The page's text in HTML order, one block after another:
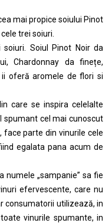
mai propice soiului Pinot
trei soiuri.
Soiul Pinot Noir da
Chardonnay da finețe,
oferă aromele de flori si
care se inspira celelalte
spumant cel mai cunoscut
face parte din vinurile cele
egalata pana acum de
numele „sampanie” sa fie
efervescente, care nu
consumatorii utilizează, in
vinurile spumante, in